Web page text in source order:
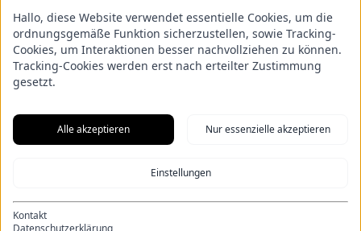
FRICKE Group SE & Co. KG
Zum Kreuzkamp 7
27404 Heeslingen
Unternehmensbereiche
Fricke Holding
PARTSHofmeister & MeinckeTREX.PARTS
ImpressumDatenschutzerklärungKontakt
F.Explore – Programmieren für Nicht-Programmierer
Projekt 2025/2026Wenn alle Rädchen ineinandergreifen – Eine
Eröffnung der besonderen Art
Hallo, diese Website verwendet essentielle Cookies, um die
ordnungsgemäße Funktion sicherzustellen, sowie Tracking-
Cookies, um Interaktionen besser nachvollziehen zu können.
Tracking-Cookies werden erst nach erteilter Zustimmung
gesetzt.
Alle akzeptieren Nur essenzielle akzeptieren
Einstellungen
Kontakt
Datenschutzerklärung